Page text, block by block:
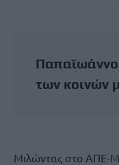
των κοινών
Μιλώντας στο ΑΠΕ-